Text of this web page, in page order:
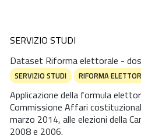
SERVIZIO STUDI
Dataset Riforma elettorale -
SERVIZIO STUDI RIFORMA
Applicazione della formula
Commissione Affari
marzo 2014, alle elezioni della
2008 e 2006.